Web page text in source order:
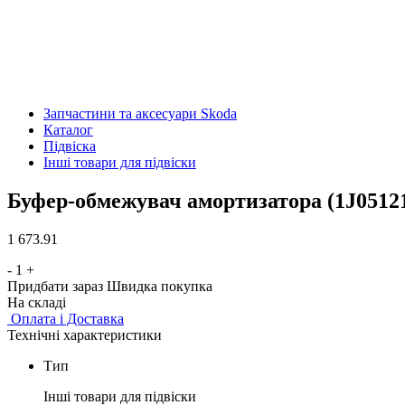
Запчастини та аксесуари Skoda
Каталог
Підвіска
Інші товари для підвіски
Буфер-обмежувач амортизатора
1 673.91
- 1 +
Придбати зараз Швидка покупка
На складі
Оплата і Доставка
Технічні характеристики
Тип
Інші товари для підвіски